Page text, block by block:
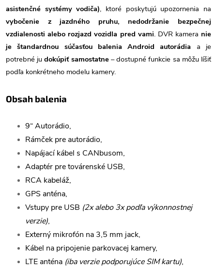
asistenčné systémy vodiča), ktoré poskytujú upozornenia na
vybočenie z jazdného pruhu, nedodržanie bezpečnej
vzdialenosti alebo rozjazd vozidla pred vami. DVR kamera nie
je štandardnou súčasťou balenia Android autorádia a je
potrebné judokúpiť samostatne– dostupné funkcie sa môžu líšiť
podľa konkrétneho modelu kamery.
Obsah balenia
9“ Autorádio,
Rámček pre autorádio,
Napájací kábel s CANbusom,
Adaptér pre továrenské USB,
RCA kabeláž,
GPS anténa,
Vstupy pre USB (2x alebo 3x podľa výkonnostnej
verzie),
Externý mikrofón na 3,5 mm jack,
Kábel na pripojenie parkovacej kamery,
LTE anténa (iba verzie podporujúce SIM kartu),